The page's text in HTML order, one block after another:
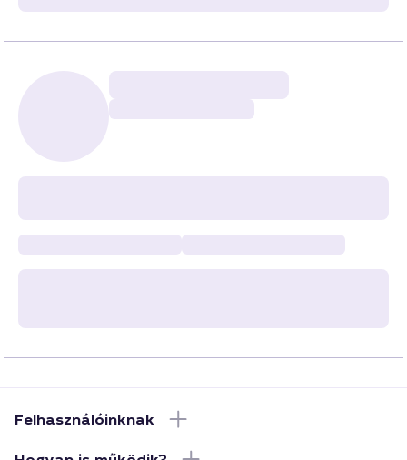
Felhasználóinknak